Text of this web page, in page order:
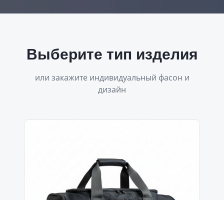
Выберите тип изделия
или закажите индивидуальный фасон и
дизайн